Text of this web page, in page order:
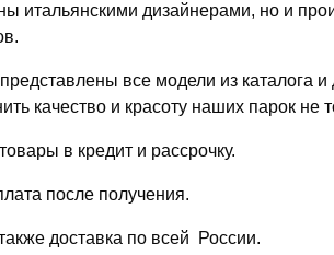
итальянскими дизайнерами, но и
все модели из каталога и
качество и красоту наших парок не
в кредит и рассрочку.
после получения.
доставка по всей России.